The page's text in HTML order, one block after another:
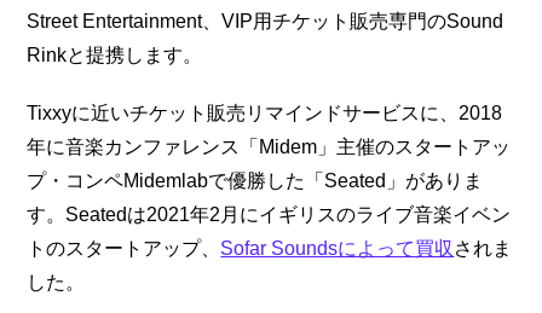
Street Entertainment、VIP用チケット販売専門のSound
Rinkと提携します。
Tixxyに近いチケット販売リマインドサービスに、2018
年に音楽カンファレンス「Midem」主催のスタートアッ
プ・コンペMidemlabで優勝した「Seated」がありま
す。Seatedは2021年2月にイギリスのライブ音楽イベン
トのスタートアップ、 Sofar Soundsによって買収 されま
した。